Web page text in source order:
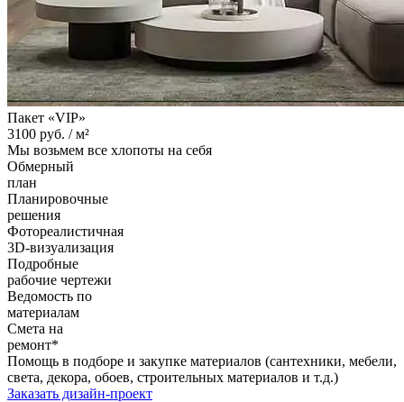
Пакет «VIP»
3100 руб. /м²
Мы возьмем все хлопоты на себя
Обмерный
план
Планировочные
решения
Фотореалистичная
3D-визуализация
Подробные
рабочие чертежи
Ведомость по
материалам
Смета на
ремонт*
Помощь в подборе и закупке материалов (сантехники, мебели,
света, декора, обоев, строительных материалов и т.д.)
Заказать дизайн-проект